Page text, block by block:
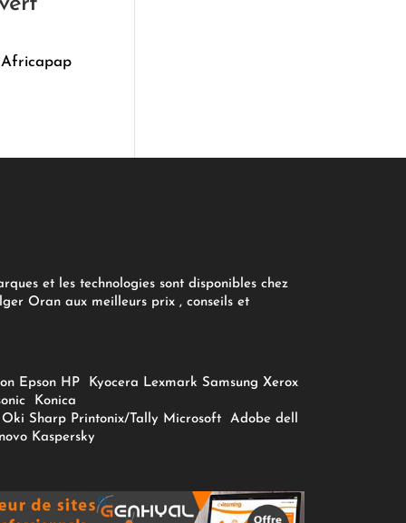
Africapap
et les technologies sont disponibles chez
Oran aux meilleurs prix , conseils et
Epson HP Kyocera Lexmark Samsung Xerox
Konica
Oki Sharp Printonix/Tally Microsoft Adobe dell
Kaspersky